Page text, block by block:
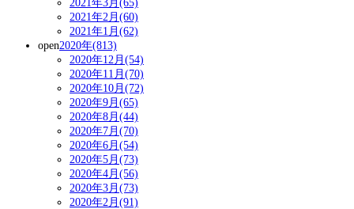
2021年3月(65)
2021年2月(60)
2021年1月(62)
open2020年(813)
2020年12月(54)
2020年11月(70)
2020年10月(72)
2020年9月(65)
2020年8月(44)
2020年7月(70)
2020年6月(54)
2020年5月(73)
2020年4月(56)
2020年3月(73)
2020年2月(91)